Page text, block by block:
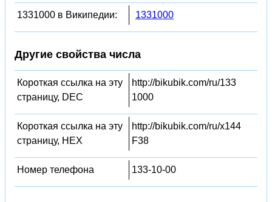
1331000 в Википедии: 1331000
Другие свойства числа
Короткая ссылка на эту
страницу, DEC
http://bikubik.com/ru/133
1000
Короткая ссылка на эту
страницу, HEX
http://bikubik.com/ru/x144
F38
Номер телефона 133-10-00